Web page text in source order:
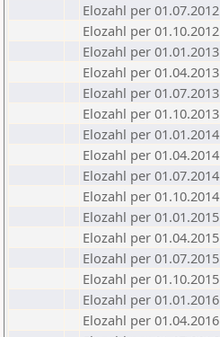
Elozahl per 01.07.2012
Elozahl per 01.10.2012
Elozahl per 01.01.2013
Elozahl per 01.04.2013
Elozahl per 01.07.2013
Elozahl per 01.10.2013
Elozahl per 01.01.2014
Elozahl per 01.04.2014
Elozahl per 01.07.2014
Elozahl per 01.10.2014
Elozahl per 01.01.2015
Elozahl per 01.04.2015
Elozahl per 01.07.2015
Elozahl per 01.10.2015
Elozahl per 01.01.2016
Elozahl per 01.04.2016